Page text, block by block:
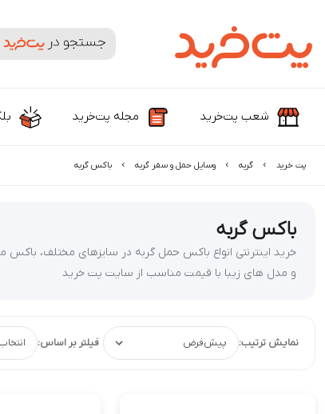
جستجوی محصولات و
شعب پت‌خرید مجله پت‌خرید
پت خرید گربه وسایل حمل و سفر گربه باکس گربه
باکس گربه
خرید اینترنتی انواع باکس حمل گربه در سایزهای مختلف،
و مدل های زیبا با قیمت مناسب از سایت پت خرید
نمایش ترتیب: فیلتر بر اساس: